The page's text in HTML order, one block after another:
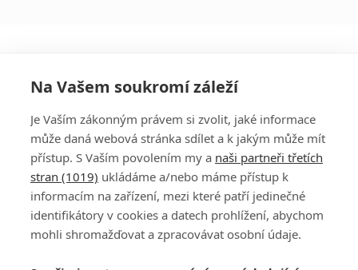
PŘIHLÁSIT
REGISTROVAT
DISKUZE
Na Vašem soukromí záleží
Je Vaším zákonným právem si zvolit, jaké informace
může daná webová stránka sdílet a k jakým může mít
přístup. S Vaším povolením my a naši partneři třetích
stran (1019) ukládáme a/nebo máme přístup k
informacím na zařízení, mezi které patří jedinečné
identifikátory v cookies a datech prohlížení, abychom
mohli shromažďovat a zpracovávat osobní údaje.